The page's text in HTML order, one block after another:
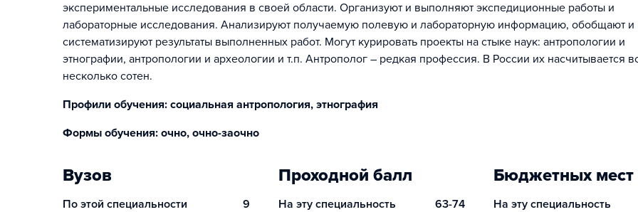
экспериментальные исследования в своей области. Организуют и выполняют экспедиционные работы и
лабораторные исследования. Анализируют получаемую полевую и лабораторную информацию, обобщают и
систематизируют результаты выполненных работ. Могут курировать проекты на стыке наук: антропологии и
этнографии, антропологии и археологии и т.п. Антрополог – редкая профессия. В России их насчитывается
несколько сотен.
Профили обучения: социальная антропология, этнография
Формы обучения: очно, очно-заочно
Вузов
По этой специальности 9
Проходной балл
На эту специальность 63-74
Бюджетных мест
На эту специальность